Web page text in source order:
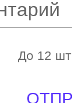
До 12 шт